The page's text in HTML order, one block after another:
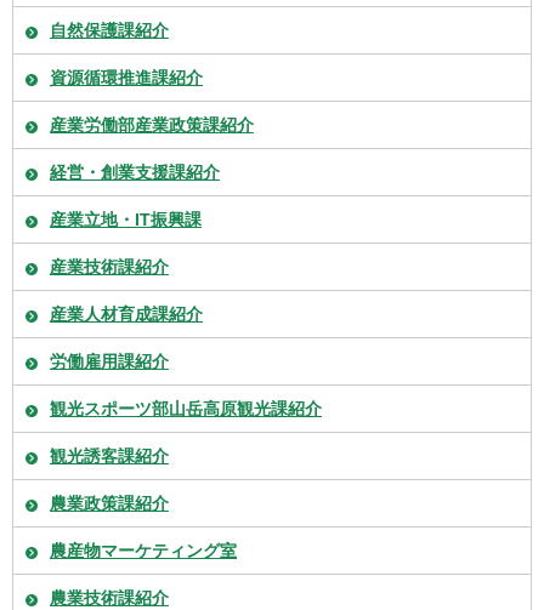
自然保護課紹介
資源循環推進課紹介
産業労働部産業政策課紹介
経営・創業支援課紹介
産業立地・IT振興課
産業技術課紹介
産業人材育成課紹介
労働雇用課紹介
観光スポーツ部山岳高原観光課紹介
観光誘客課紹介
農業政策課紹介
農産物マーケティング室
農業技術課紹介